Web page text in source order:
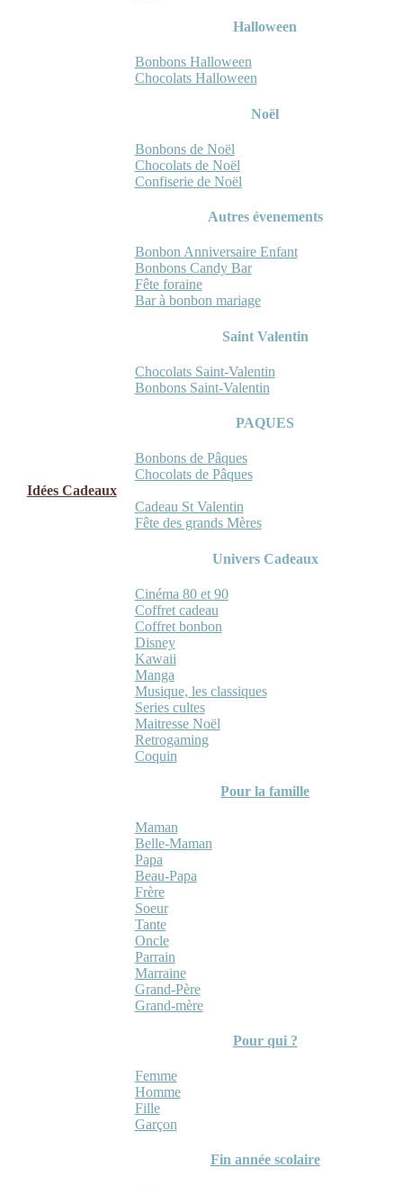
Halloween
Bonbons Halloween
Chocolats Halloween
Noël
Bonbons de Noël
Chocolats de Noël
Confiserie de Noël
Autres évenements
Bonbon Anniversaire Enfant
Bonbons Candy Bar
Fête foraine
Bar à bonbon mariage
Saint Valentin
Chocolats Saint-Valentin
Bonbons Saint-Valentin
PAQUES
Bonbons de Pâques
Chocolats de Pâques
Idées Cadeaux
Cadeau St Valentin
Fête des grands Mères
Univers Cadeaux
Cinéma 80 et 90
Coffret cadeau
Coffret bonbon
Disney
Kawaii
Manga
Musique, les classiques
Series cultes
Maitresse Noël
Retrogaming
Coquin
Pour la famille
Maman
Belle-Maman
Papa
Beau-Papa
Frère
Soeur
Tante
Oncle
Parrain
Marraine
Grand-Père
Grand-mère
Pour qui ?
Femme
Homme
Fille
Garçon
Fin année scolaire